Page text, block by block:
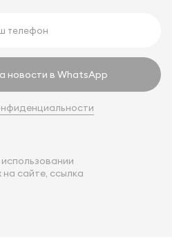
новости в WhatsApp
сайте, ссылка